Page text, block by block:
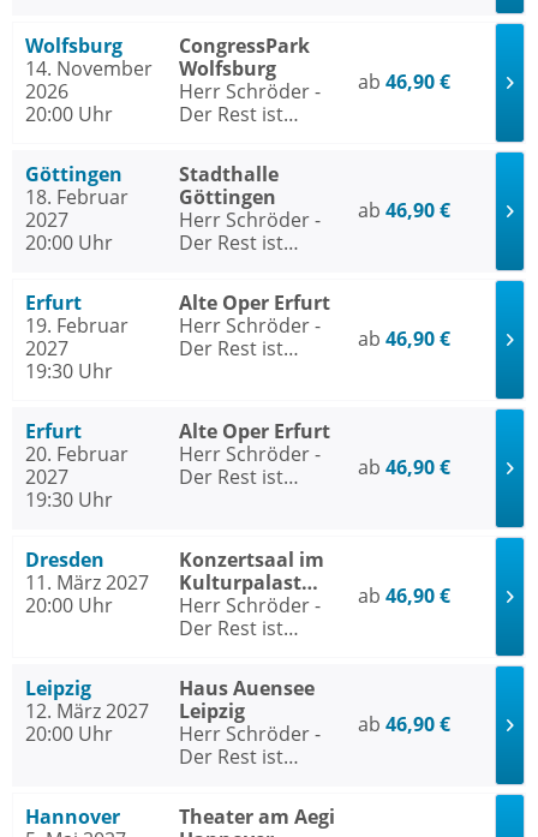
Wolfsburg
14. November
2026
20:00 Uhr
CongressPark
Wolfsburg
Herr Schröder -
Der Rest ist
ab 46,90 €
Göttingen
18. Februar
2027
20:00 Uhr
Stadthalle
Göttingen
Herr Schröder -
Der Rest ist
ab 46,90 €
Erfurt
19. Februar
2027
19:30 Uhr
Alte Oper Erfurt
Herr Schröder -
Der Rest ist
ab 46,90 €
Erfurt
20. Februar
2027
19:30 Uhr
Alte Oper Erfurt
Herr Schröder -
Der Rest ist
ab 46,90 €
Dresden
11. März 2027
20:00 Uhr
Konzertsaal im
Kulturpalast
Dresden
Herr Schröder -
Der Rest ist
ab 46,90 €
Leipzig
12. März 2027
20:00 Uhr
Haus Auensee
Leipzig
Herr Schröder -
Der Rest ist
ab 46,90 €
Hannover
Theater am Aegi